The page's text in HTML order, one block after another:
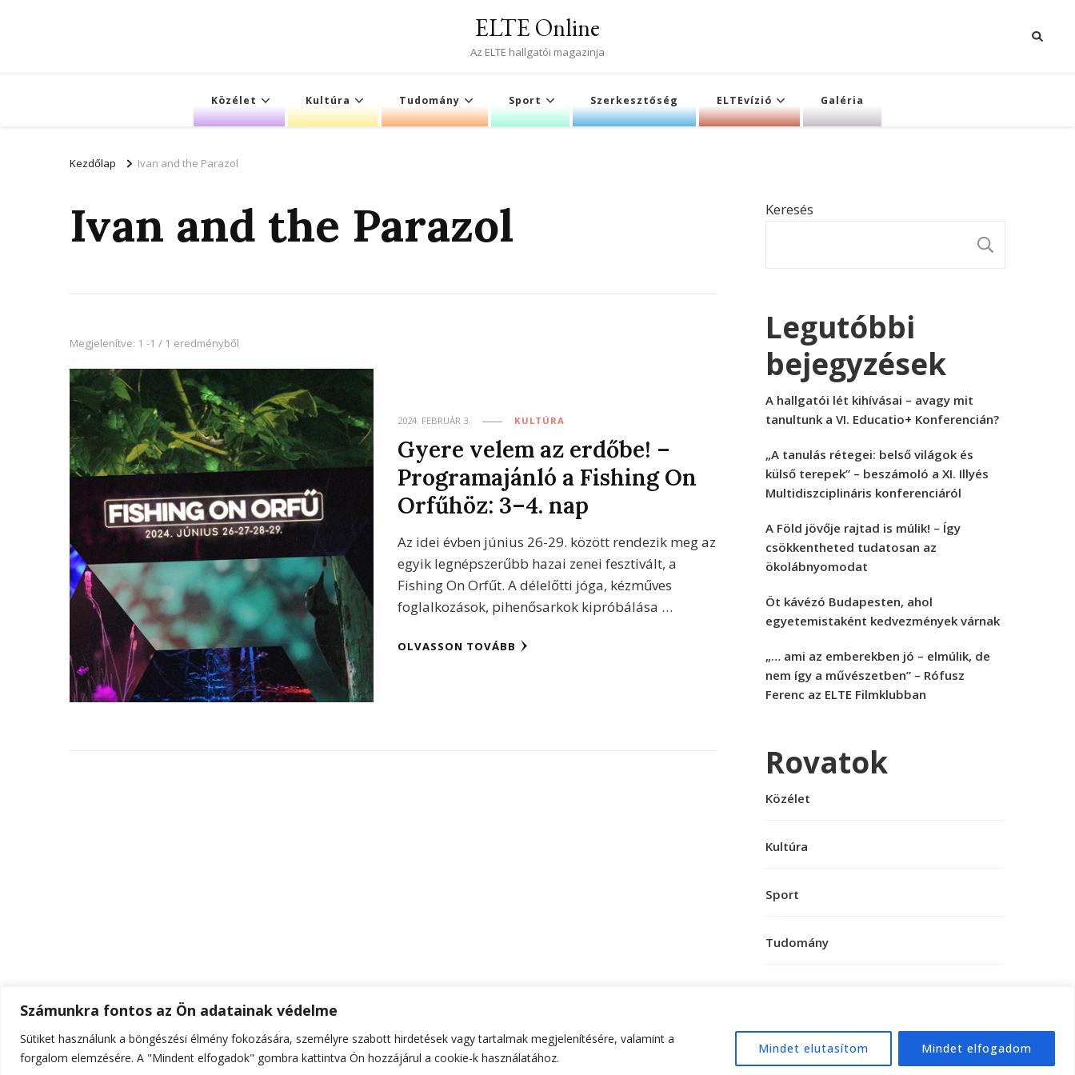
Számunkra fontos az Ön adatainak védelme
Sütiket használunk a böngészési élmény fokozására, személyre szabott hirdetések vagy tartalmak megjelenítésére, valamint a
forgalom elemzésére. A "Mindent elfogadok" gombra kattintva Ön hozzájárul a cookie-k használatához.
Mindet elutasítom Mindet elfogadom
ELTE Online
Az ELTE hallgatói magazinja
Közélet Kultúra Tudomány Sport Szerkesztőség ELTEvízió Galéria
Kezdőlap Ivan and the Parazol
Ivan and the Parazol
Megjelenítve: 1 -1 / 1 eredményből
2024. FEBRUÁR 3. KULTÚRA
Gyere velem az erdőbe! –
Programajánló a Fishing On
Orfűhöz: 3–4. nap
Az idei évben június 26-29. között rendezik meg az
egyik legnépszerűbb hazai zenei fesztivált, a
Fishing On Orfűt. A délelőtti jóga, kézműves
foglalkozások, pihenősarkok kipróbálása …
OLVASSON TOVÁBB
Keresés
Legutóbbi
bejegyzések
A hallgatói lét kihívásai – avagy mit
tanultunk a VI. Educatio+ Konferencián?
„A tanulás rétegei: belső világok és
külső terepek” – beszámoló a XI. Illyés
Multidiszciplináris konferenciáról
A Föld jövője rajtad is múlik! – Így
csökkentheted tudatosan az
ökolábnyomodat
Öt kávézó Budapesten, ahol
egyetemistaként kedvezmények várnak
„… ami az emberekben jó – elmúlik, de
nem így a művészetben” – Rófusz
Ferenc az ELTE Filmklubban
Rovatok
Közélet
Kultúra
Sport
Tudomány
© Szerzői jog 2026ELTE Online . Minden jog fenntartva.Hello Fashion | Fejlesztette WordPress.